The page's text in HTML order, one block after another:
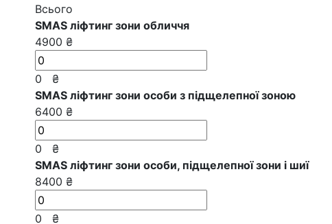
Всього
SMAS ліфтинг зони обличчя
4900 ₴
0
₴
SMAS ліфтинг зони особи з підщелепної зоною
6400 ₴
0
₴
SMAS ліфтинг зони особи, підщелепної зони і шиї
8400 ₴
0
₴